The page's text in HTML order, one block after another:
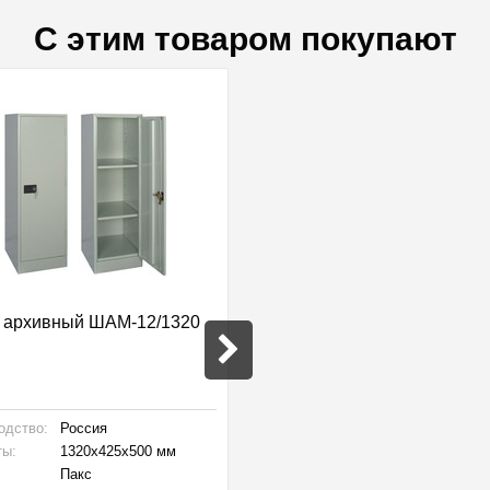
С этим товаром покупают
ШАМ-12/1320
Россия
1320x425x500 мм
Пакс